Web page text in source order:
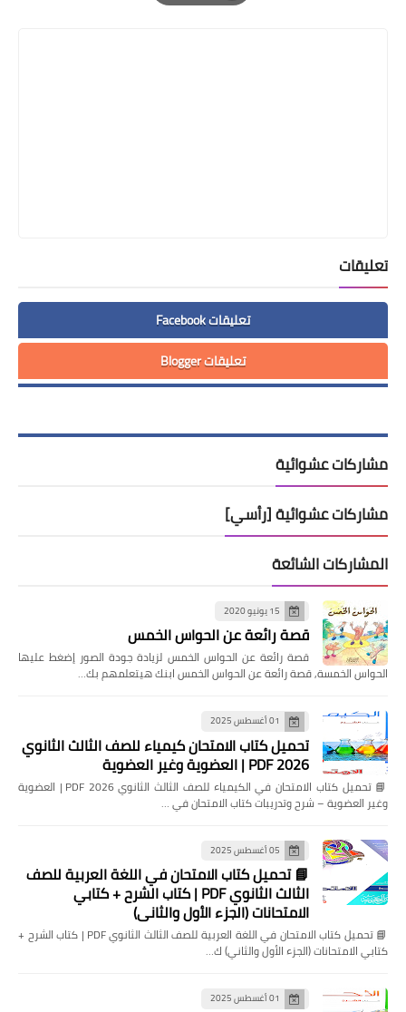
Print
تعليقات
تعليقات Facebook
تعليقات Blogger
مشاركات عشوائية
مشاركات عشوائية [رأسي]
المشاركات الشائعة
15 يونيو 2020
قصة رائعة عن الحواس الخمس
قصة رائعة عن الحواس الخمس لزيادة جودة الصور إضغط عليها
الحواس الخمسة, قصة رائعة عن الحواس الخمس ابنك هيتعلمهم بك…
01 أغسطس 2025
تحميل كتاب الامتحان كيمياء للصف الثالث الثانوي
2026 PDF | العضوية وغير العضوية
📘 تحميل كتاب الامتحان في الكيمياء للصف الثالث الثانوي 2026 PDF | العضوية
وغير العضوية – شرح وتدريبات كتاب الامتحان في …
05 أغسطس 2025
📘 تحميل كتاب الامتحان في اللغة العربية للصف
الثالث الثانوي PDF | كتاب الشرح + كتابي
الامتحانات (الجزء الأول والثاني)
📘 تحميل كتاب الامتحان في اللغة العربية للصف الثالث الثانوي PDF | كتاب الشرح +
كتابي الامتحانات (الجزء الأول والثاني) ك…
01 أغسطس 2025